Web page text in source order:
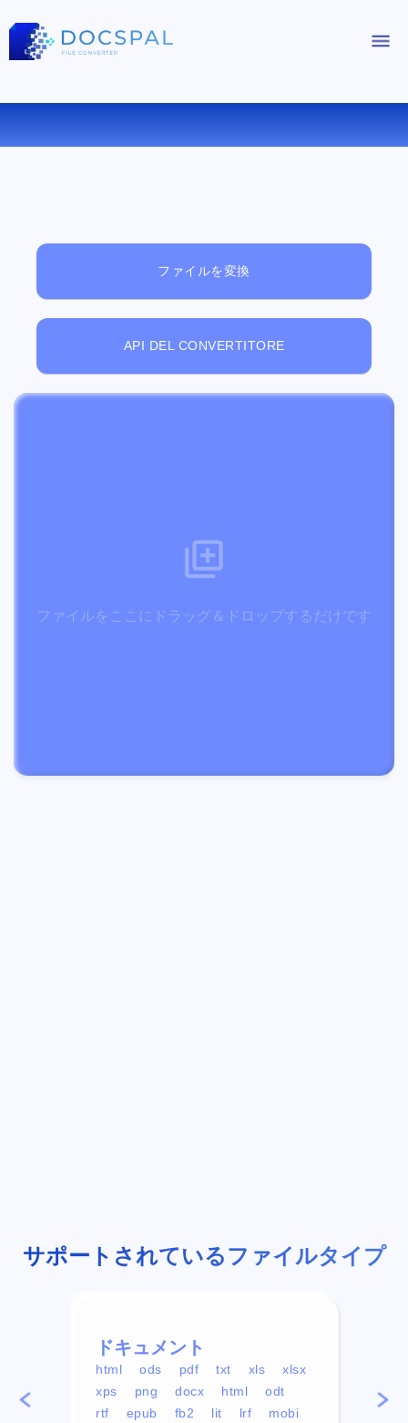
無料オンラインファイルビューアー
ファイルを変換
API DEL CONVERTITORE
ファイルをここにドラッグ＆ドロップするだけです
サポートされているファイルタイプ
ドキュメント
html ods pdf txt xls
xlsx
xps
png docx html
odt
rtf
epub fb2 lit lrf
mobi
mp4